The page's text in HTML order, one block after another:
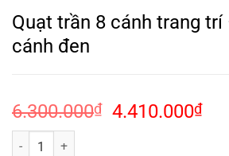
Quạt trần 8 cánh trang trí
cánh đen
6.300.000₫
Giá
4.410.000₫Giá
Quạt trần 8 cánh trang trí - Thân vàng cánh